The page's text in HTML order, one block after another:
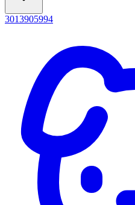
3013905994